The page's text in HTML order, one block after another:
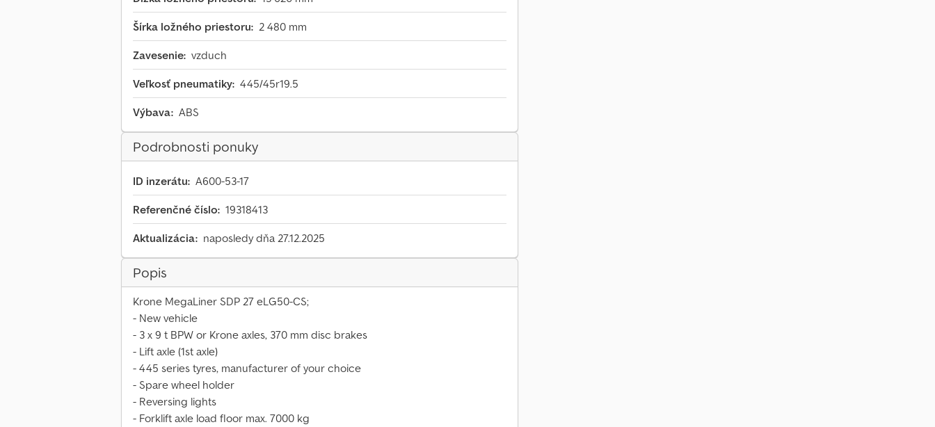
Šírka ložného priestoru: 2 480 mm
Zavesenie: vzduch
Veľkosť pneumatiky: 445/45r19.5
Výbava: ABS
Podrobnosti ponuky
ID inzerátu: A600-53-17
Referenčné číslo: 19318413
Aktualizácia: naposledy dňa 27.12.2025
Popis
Krone MegaLiner SDP 27 eLG50-CS;
- New vehicle
- 3 x 9 t BPW or Krone axles, 370 mm disc brakes
- Lift axle (1st axle)
- 445 series tyres, manufacturer of your choice
- Spare wheel holder
- Reversing lights
- Forklift axle load floor max. 7000 kg